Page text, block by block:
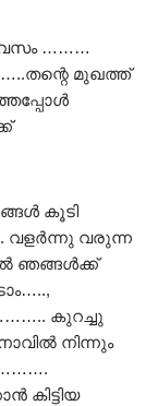
………
മുഖത്ത്
കൂടി
വളർന്നു വരുന്ന
ഞങ്ങൾക്ക്
കുറച്ചു
നിന്നും
……….
കിട്ടിയ